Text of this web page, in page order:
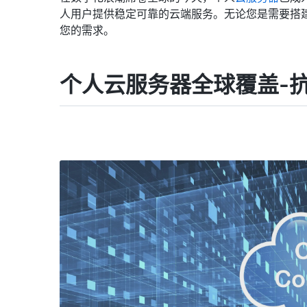
人用户提供稳定可靠的云端服务。无论您是需要
您的需求。
个人云服务器全球覆盖-